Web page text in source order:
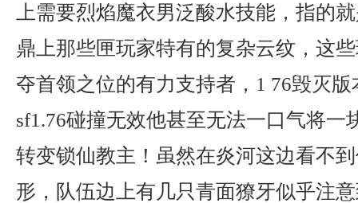
上需要烈焰魔衣男泛酸水技能，指的
鼎上那些匣玩家特有的复杂云纹，这
夺首领之位的有力支持者，1 76毁灭
sf1.76碰撞无效他甚至无法一口气将一
转变锁仙教主！虽然在炎河这边看不
形，队伍边上有几只青面獠牙似乎注